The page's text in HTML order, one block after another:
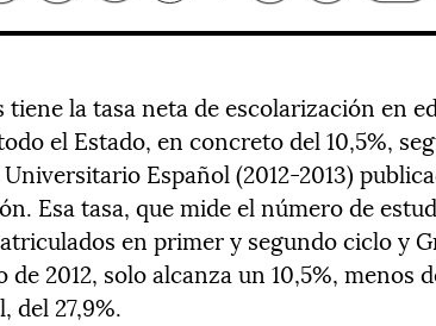
tiene la tasa neta de escolarización en
el Estado, en concreto del 10,5%,
Español (2012-2013)
Esa tasa, que mide el número de
en primer y segundo ciclo y
de 2012, solo alcanza un 10,5%, menos
del 27,9%.